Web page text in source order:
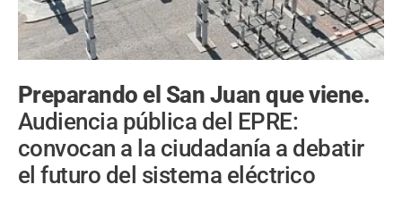
Preparando el San Juan que viene.
Audiencia pública del EPRE:
convocan a la ciudadanía a debatir
el futuro del sistema eléctrico